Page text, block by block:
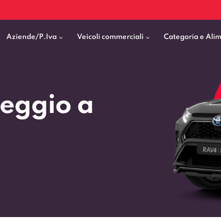
Aziende/P.Iva Veicoli commerciali
Cassonati
Categoria e
SUV e Crossover
Toyota Mercedes Benz Vans
Citroen Business
Peugeot Professional
Renault Professional
Piaggio
a